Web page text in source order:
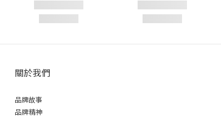
關於我們
品牌故事
品牌精神